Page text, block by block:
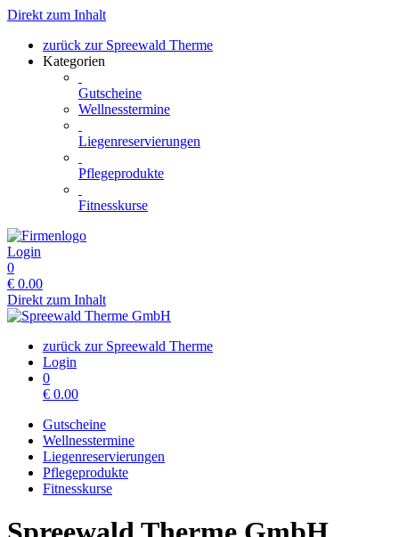
Direkt zum Inhalt
zurück zur Spreewald Therme
Kategorien
Gutscheine
Wellnesstermine
Liegenreservierungen
Pflegeprodukte
Fitnesskurse
Login
0
€ 0.00
Direkt zum Inhalt
zurück zur Spreewald Therme
Login
0
€ 0.00
Gutscheine
Wellnesstermine
Liegenreservierungen
Pflegeprodukte
Fitnesskurse